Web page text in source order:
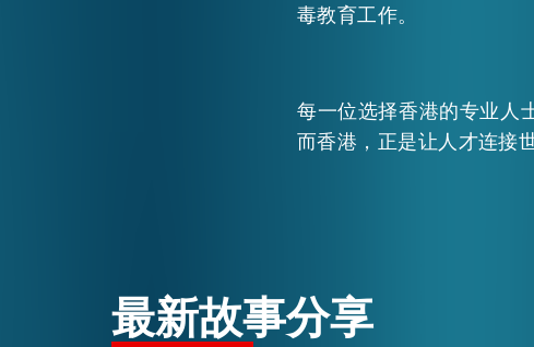
毒教育工作。
每一位选择香港的专业人
而香港，正是让人才连接
最新故事分享